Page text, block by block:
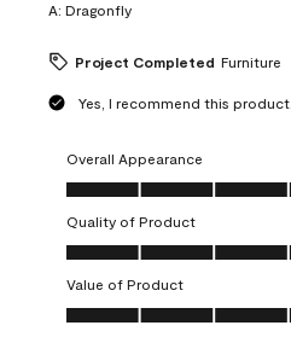
A: Dragonfly
Project Completed Furniture
Yes, I recommend this product.
Overall Appearance
Overall Appearance, 5.0 out of 5
Quality of Product
Quality of Product, 5.0 out of 5
Value of Product
Value of Product, 5.0 out of 5